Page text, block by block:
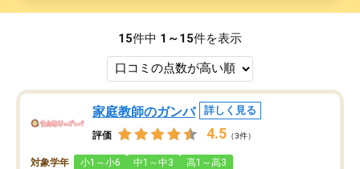
15件中 1～15件を表示
家庭教師のガンバ 詳しく見る
評価 4.5 （3件）
対象学年 小1～小6 中1～中3 高1～高3